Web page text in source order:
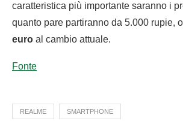
caratteristica più importante saranno i
quanto pare partiranno da 5.000 rupie,
euro al cambio attuale.
Fonte
REALME SMARTPHONE